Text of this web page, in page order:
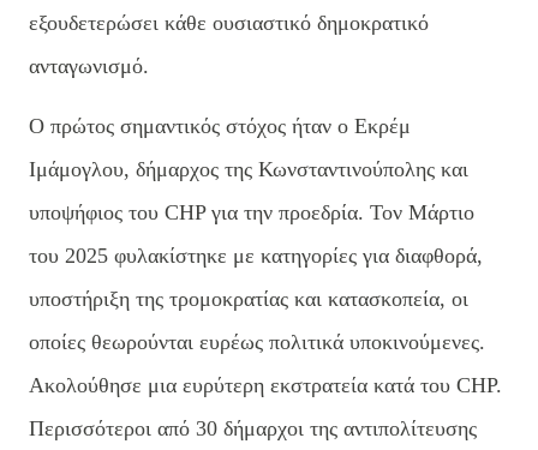
εξουδετερώσει κάθε ουσιαστικό δημοκρατικό
ανταγωνισμό.
Ο πρώτος σημαντικός στόχος ήταν ο Εκρέμ
Ιμάμογλου, δήμαρχος της Κωνσταντινούπολης και
υποψήφιος του CHP για την προεδρία. Τον Μάρτιο
του 2025 φυλακίστηκε με κατηγορίες για διαφθορά,
υποστήριξη της τρομοκρατίας και κατασκοπεία, οι
οποίες θεωρούνται ευρέως πολιτικά υποκινούμενες.
Ακολούθησε μια ευρύτερη εκστρατεία κατά του CHP.
Περισσότεροι από 30 δήμαρχοι της αντιπολίτευσης